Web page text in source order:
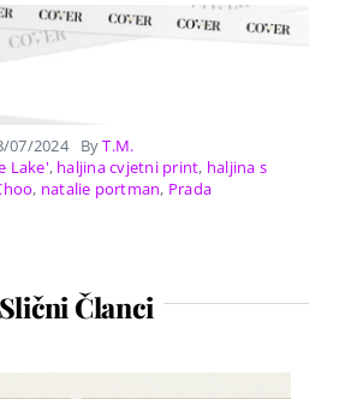
07/2024 ByT.M.
Lake', haljina cvjetni print, haljina s
, natalie portman, Prada
Slični Članci